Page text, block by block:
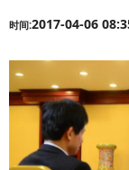
时间:2017-04-06